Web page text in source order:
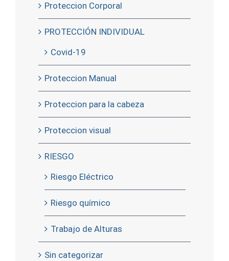
Proteccion Corporal
PROTECCIÓN INDIVIDUAL
Covid-19
Proteccion Manual
Proteccion para la cabeza
Proteccion visual
RIESGO
Riesgo Eléctrico
Riesgo químico
Trabajo de Alturas
Sin categorizar